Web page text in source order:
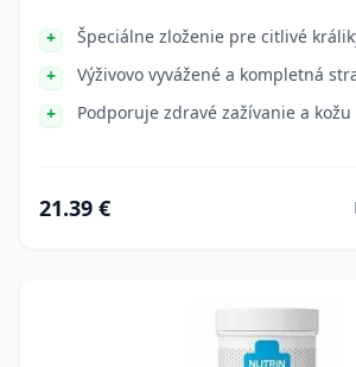
Špeciálne zloženie pre citlivé
Výživovo vyvážené a kompletná
Podporuje zdravé zažívanie a kožu
21.39 €